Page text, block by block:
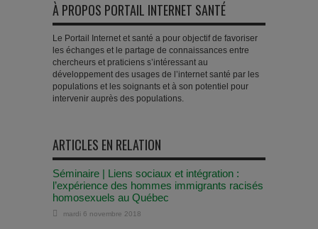
À PROPOS PORTAIL INTERNET SANTÉ
Le Portail Internet et santé a pour objectif de favoriser
les échanges et le partage de connaissances entre
chercheurs et praticiens s’intéressant au
développement des usages de l’internet santé par les
populations et les soignants et à son potentiel pour
intervenir auprès des populations.
ARTICLES EN RELATION
Séminaire | Liens sociaux et intégration :
l’expérience des hommes immigrants racisés
homosexuels au Québec
mardi 6 novembre 2018